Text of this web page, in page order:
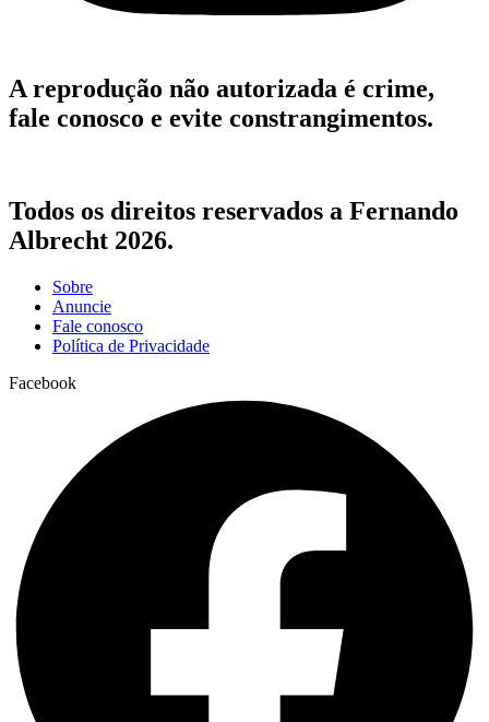
A reprodução não autorizada é crime,
fale conosco e evite constrangimentos.
Todos os direitos reservados a Fernando
Albrecht 2026.
Sobre
Anuncie
Fale conosco
Política de Privacidade
Facebook